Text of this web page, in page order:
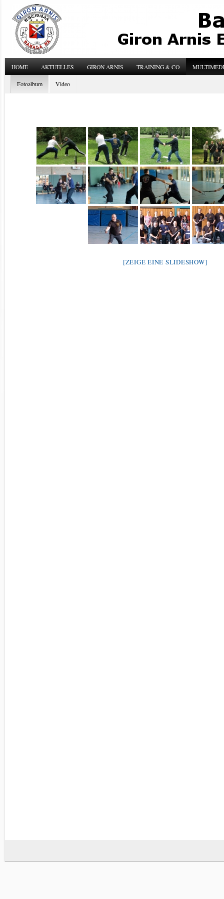
HOME AKTUELLES GIRON ARNIS TRAINING & CO
Fotoalbum Video
[ZEIGE EINE SLIDESHOW]